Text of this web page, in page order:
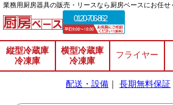
業務⽤厨房器具の販売・リースなら厨房ベースにお任せ
0120-706-862
縦型冷蔵庫
冷凍庫
横型冷蔵庫
冷凍庫
フライヤー
配送・設備 ｜ 長期無料保証